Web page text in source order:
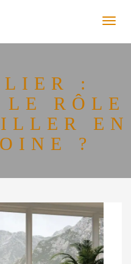
:
RÔLE
EN
?